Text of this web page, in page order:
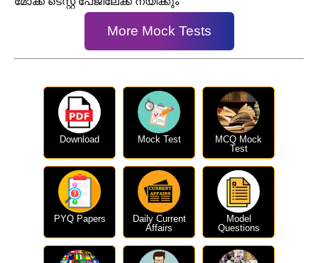
More Mock Tests
Download Mock Test
MCQ Mock
Test
PYQ Papers
Daily Current
Affairs
Model
Questions